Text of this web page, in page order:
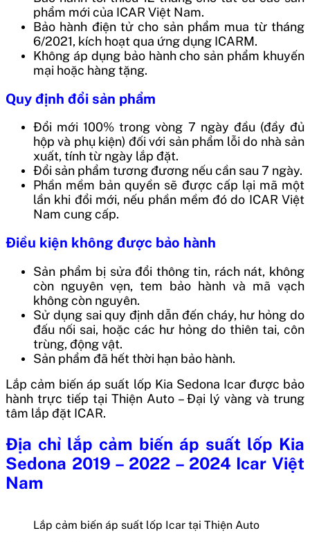
phẩm mới của ICAR Việt Nam.
Bảo hành điện tử cho sản phẩm mua từ tháng
6/2021, kích hoạt qua ứng dụng ICARM.
Không áp dụng bảo hành cho sản phẩm khuyến
mại hoặc hàng tặng.
Quy định đổi sản phẩm
Đổi mới 100% trong vòng 7 ngày đầu (đầy đủ
hộp và phụ kiện) đối với sản phẩm lỗi do nhà sản
xuất, tính từ ngày lắp đặt.
Đổi sản phẩm tương đương nếu cần sau 7 ngày.
Phần mềm bản quyền sẽ được cấp lại mã một
lần khi đổi mới, nếu phần mềm đó do ICAR Việt
Nam cung cấp.
Điều kiện không được bảo hành
Sản phẩm bị sửa đổi thông tin, rách nát, không
còn nguyên vẹn, tem bảo hành và mã vạch
không còn nguyên.
Sử dụng sai quy định dẫn đến cháy, hư hỏng do
đấu nối sai, hoặc các hư hỏng do thiên tai, côn
trùng, động vật.
Sản phẩm đã hết thời hạn bảo hành.
Lắp cảm biến áp suất lốp Kia Sedona Icar được bảo
hành trực tiếp tại Thiện Auto – Đại lý vàng và trung
tâm lắp đặt ICAR.
Địa chỉ lắp cảm biến áp suất lốp Kia
Sedona 2019 – 2022 – 2024 Icar Việt
Nam
Lắp cảm biến áp suất lốp Icar tại Thiện Auto